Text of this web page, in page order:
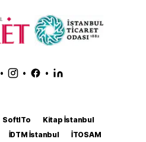
• • •
SoftITo
Kitap İstanbul
İDTM İstanbul
İTOSAM